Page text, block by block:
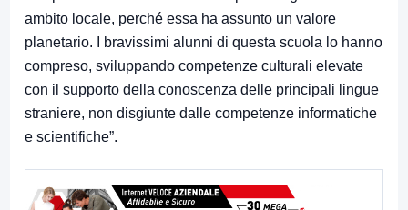
ambito locale, perché essa ha assunto un valore
planetario. I bravissimi alunni di questa scuola lo hanno
compreso, sviluppando competenze culturali elevate
con il supporto della conoscenza delle principali lingue
straniere, non disgiunte dalle competenze informatiche
e scientifiche”.